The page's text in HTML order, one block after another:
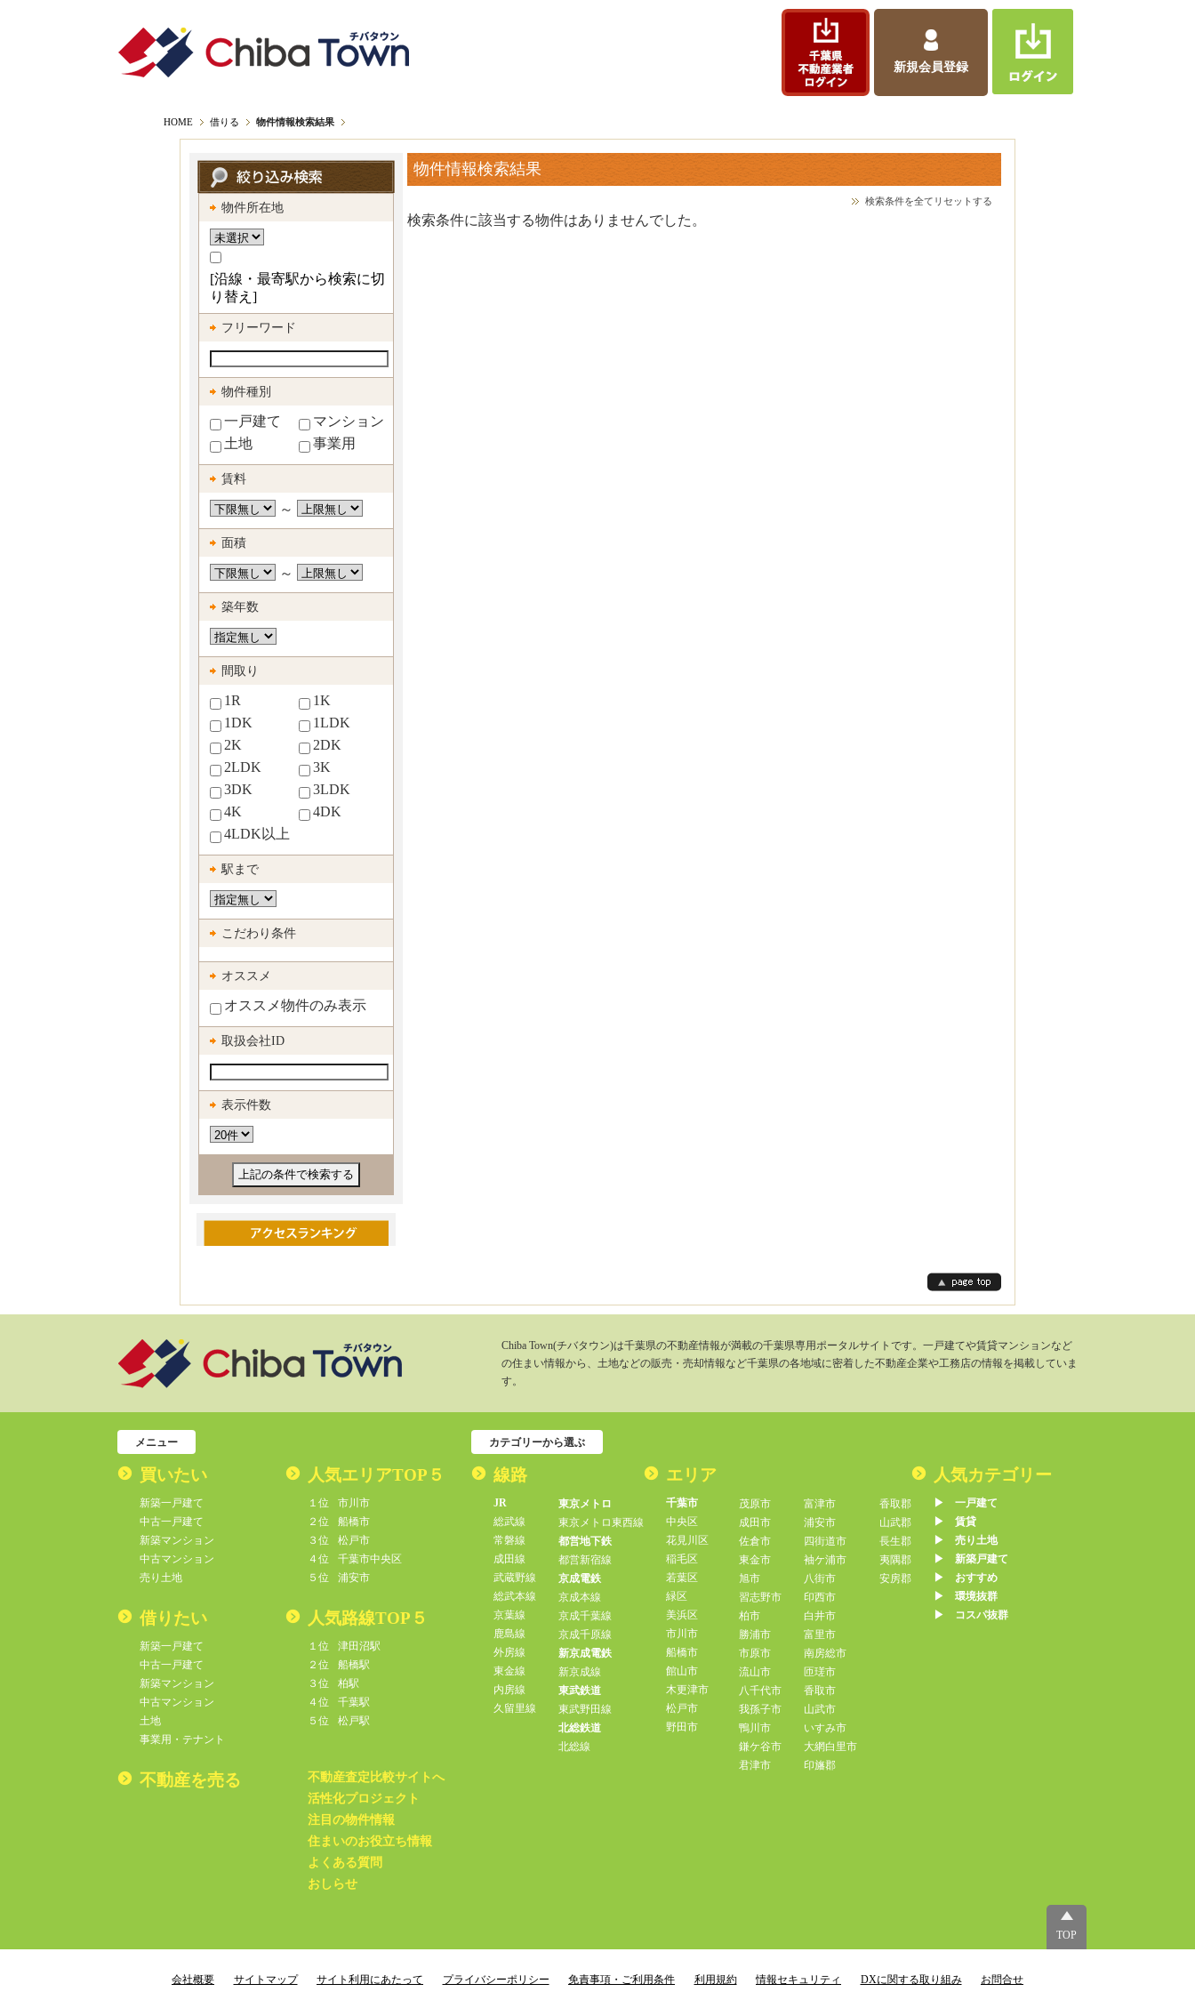
新規会員登録
HOME 借りる 物件情報検索結果
物件所在地
[沿線・最寄駅から検索に切
り替え]
フリーワード
物件種別
一戸建て
マンション
土地
事業用
賃料
～
面積
～
築年数
間取り
1R
1K
1DK
1LDK
2K
2DK
2LDK
3K
3DK
3LDK
4K
4DK
4LDK以上
駅まで
こだわり条件
オススメ
オススメ物件のみ表示
取扱会社ID
表示件数
物件情報検索結果
検索条件を全てリセットする
検索条件に該当する物件はありませんでした。
Chiba Town(チバタウン)は千葉県の不動産情報が満載の千葉県専用ポータルサイトです。一戸建てや賃貸マンションなど
の住まい情報から、土地などの販売・売却情報など千葉県の各地域に密着した不動産企業や工務店の情報を掲載していま
す。
メニュー
買いたい
新築一戸建て
中古一戸建て
新築マンション
中古マンション
売り土地
人気エリアTOP５
１位
市川市
２位
船橋市
３位
松戸市
４位
千葉市中央区
５位
浦安市
借りたい
新築一戸建て
中古一戸建て
新築マンション
中古マンション
土地
事業用・テナント
人気路線TOP５
１位
津田沼駅
２位
船橋駅
３位
柏駅
４位
千葉駅
５位
松戸駅
不動産を売る
不動産査定比較サイトへ
活性化プロジェクト
注目の物件情報
住まいのお役立ち情報
よくある質問
おしらせ
カテゴリーから選ぶ
線路
JR
総武線
常磐線
成田線
武蔵野線
総武本線
京葉線
鹿島線
外房線
東金線
内房線
久留里線
東京メトロ
東京メトロ東西線
都営地下鉄
都営新宿線
京成電鉄
京成本線
京成千葉線
京成千原線
新京成電鉄
新京成線
東武鉄道
東武野田線
北総鉄道
北総線
エリア
千葉市
中央区
花見川区
稲毛区
若葉区
緑区
美浜区
市川市
船橋市
館山市
木更津市
松戸市
野田市
茂原市
成田市
佐倉市
東金市
旭市
習志野市
柏市
勝浦市
市原市
流山市
八千代市
我孫子市
鴨川市
鎌ケ谷市
君津市
富津市
浦安市
四街道市
袖ケ浦市
八街市
印西市
白井市
富里市
南房総市
匝瑳市
香取市
山武市
いすみ市
大網白里市
印旛郡
香取郡
山武郡
長生郡
夷隅郡
安房郡
人気カテゴリー
▶︎ 一戸建て
▶︎ 賃貸
▶︎ 売り土地
▶︎ 新築戸建て
▶︎ おすすめ
▶︎ 環境抜群
▶︎ コスパ抜群
TOP
会社概要 サイトマップ サイト利用にあたって プライバシーポリシー 免責事項・ご利用条件 利用規約 情報セキュリティ DXに関する取り組み お問合せ